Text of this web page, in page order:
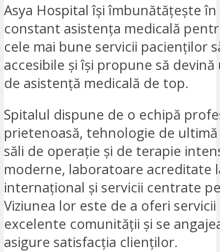
Asya Hospital își îmbunătățește
constant asistența medicală
cele mai bune servicii pacienților
accesibile și își propune să
de asistență medicală de top.
Spitalul dispune de o echipă
prietenoasă, tehnologie de
săli de operație și de terapie
moderne, laboratoare acreditate
internațional și servicii centrate
Viziunea lor este de a oferi
excelente comunității și se
asigure satisfacția clienților.